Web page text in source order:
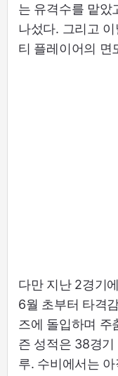
는 유격수를 맡았
나섰다. 그리고
티 플레이어의 면
다만 지난 2경기
6월 초부터 타격
즈에 돌입하며 주
즌 성적은 38경
루. 수비에서는